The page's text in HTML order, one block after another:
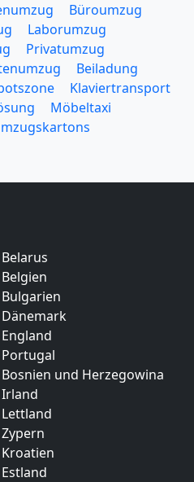
Büroumzug
Laborumzug
Privatumzug
Beiladung
Klaviertransport
Möbeltaxi
und Herzegowina